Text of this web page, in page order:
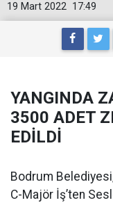
17:49
19 Mart 2022
YANGINDA
3500 ADET
EDİLDİ
Bodrum
C-Majör İş’ten